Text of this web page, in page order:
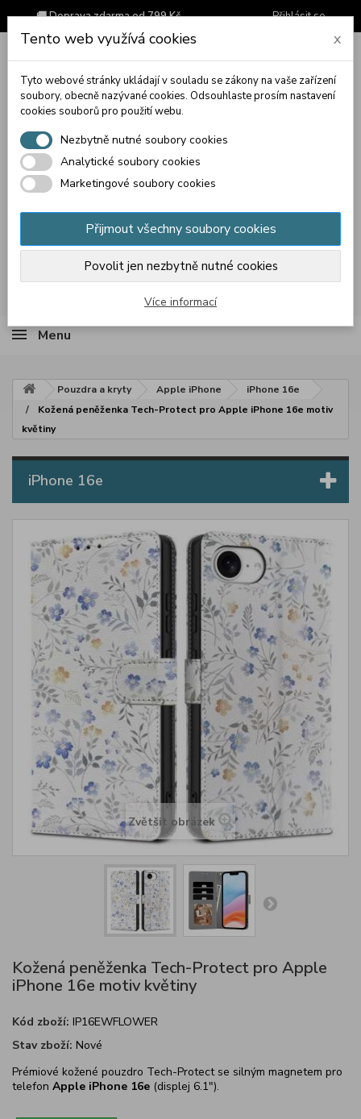
🚚 Doprava zdarma od 799 Kč Přihlásit se
Košík (prázdný)
Menu
Pouzdra a kryty Apple iPhone
iPhone 16e
Kožená peněženka Tech-Protect pro Apple iPhone 16e motiv
květiny
iPhone 16e
Zvětšit obrázek
Kožená peněženka Tech-Protect pro Apple
iPhone 16e motiv květiny
Kód zboží: IP16EWFLOWER
Stav zboží: Nové
Prémiové kožené pouzdro Tech-Protect se silným magnetem pro
telefon Apple iPhone 16e (displej 6.1").
Tento web využívá cookies x
Tyto webové stránky ukládají v souladu se zákony na vaše zařízení
soubory, obecně nazývané cookies. Odsouhlaste prosím nastavení
cookies souborů pro použití webu.
Nezbytně nutné soubory cookies
Analytické soubory cookies
Marketingové soubory cookies
Přijmout všechny soubory cookies
Povolit jen nezbytně nutné cookies
Více informací